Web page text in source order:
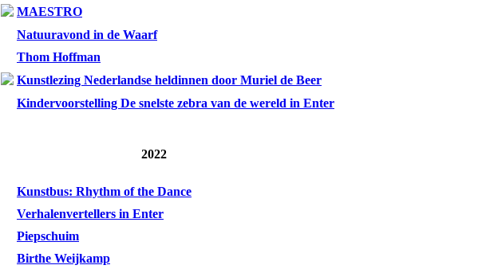
MAESTRO
Natuuravond in de Waarf
Thom Hoffman
Kunstlezing Nederlandse heldinnen door Muriel de Beer
Kindervoorstelling De snelste zebra van de wereld in Enter
2022
Kunstbus: Rhythm of the Dance
Verhalenvertellers in Enter
Piepschuim
Birthe Weijkamp